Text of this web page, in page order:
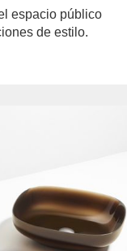
espacio público
de estilo.